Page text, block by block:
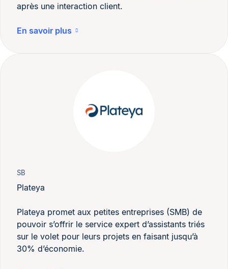
après une interaction client.
En savoir plus
SB
Plateya
Plateya promet aux petites entreprises (SMB) de
pouvoir s’offrir le service expert d’assistants triés
sur le volet pour leurs projets en faisant jusqu’à
30% d’économie.